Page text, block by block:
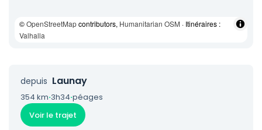
©OpenStreetMapcontributors, Humanitarian OSM · Itinéraires :
Valhalla
depuis Launay
354 km·3h34·péages
Voir le trajet